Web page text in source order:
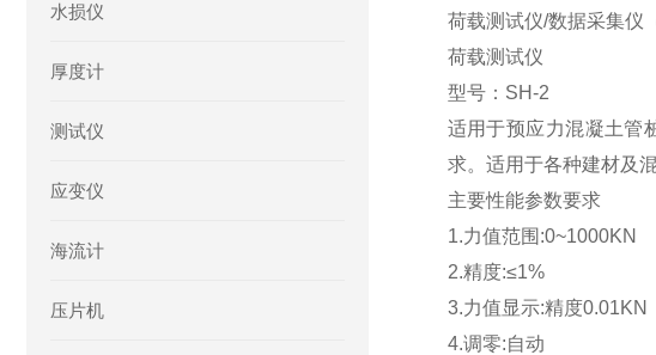
水损仪
厚度计
测试仪
应变仪
海流计
压片机
荷载测试仪/数据采集仪
荷载测试仪
型号：SH-2
适用于预应力混凝土管
求。适用于各种建材及
主要性能参数要求
1.力值范围:0~1000KN
2.精度:≤1%
3.力值显示:精度0.01KN
4.调零:自动